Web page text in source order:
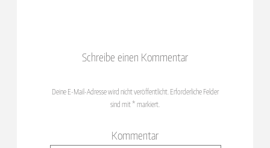
Schreibe einen Kommentar
Deine E-Mail-Adresse wird nicht veröffentlicht.Erforderliche Felder
sind mit* markiert.
Kommentar